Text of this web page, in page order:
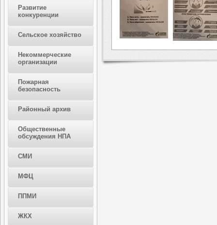
Развитие
конкуренции
Сельское хозяйство
Некоммерческие
организации
Пожарная
безопасность
Районный архив
Общественные
обсуждения НПА
СМИ
МФЦ
ППМИ
ЖКХ